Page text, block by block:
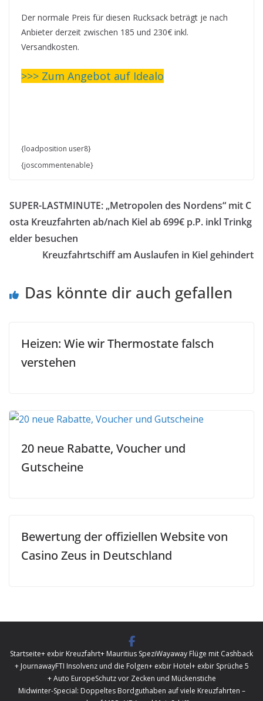
Der normale Preis für diesen Rucksack beträgt je nach
Anbieter derzeit zwischen 185 und 230€ inkl.
Versandkosten.
>>> Zum Angebot auf Idealo
{loadposition user8}
{joscommentenable}
SUPER-LASTMINUTE: „Metropolen des Nordens“ mit C
osta Kreuzfahrten ab/nach Kiel ab 699€ p.P. inkl Trinkg
elder besuchen
Kreuzfahrtschiff am Auslaufen in Kiel gehindert
Das könnte dir auch gefallen
Heizen: Wie wir Thermostate falsch
verstehen
20 neue Rabatte, Voucher und
Gutscheine
Bewertung der offiziellen Website von
Casino Zeus in Deutschland
Startseite+ exbir Kreuzfahrt+ Mauritius SpeziWayaway Flüge mit Cashback
+ JournawayFTI Insolvenz und die Folgen+ exbir Hotel+ exbir Sprüche 5
+ Auto EuropeSchutz vor Zecken und Mückenstiche
Midwinter-Special: Doppeltes Bordguthaben auf viele Kreuzfahrten –